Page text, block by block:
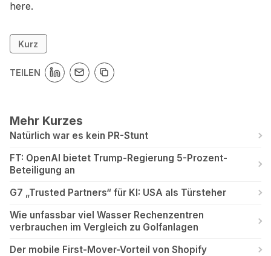
here.
Kurz
TEILEN
Mehr Kurzes
Natürlich war es kein PR-Stunt
FT: OpenAI bietet Trump-Regierung 5-Prozent-
Beteiligung an
G7 „Trusted Partners“ für KI: USA als Türsteher
Wie unfassbar viel Wasser Rechenzentren
verbrauchen im Vergleich zu Golfanlagen
Der mobile First-Mover-Vorteil von Shopify